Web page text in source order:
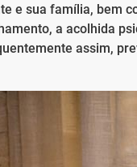
e sua família, bem
a acolhida
assim,